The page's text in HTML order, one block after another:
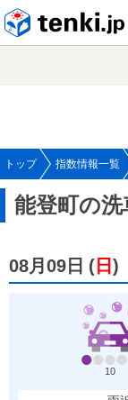
トップ 指数情報一覧
能登町の洗
08月09日 ( 日 )
10